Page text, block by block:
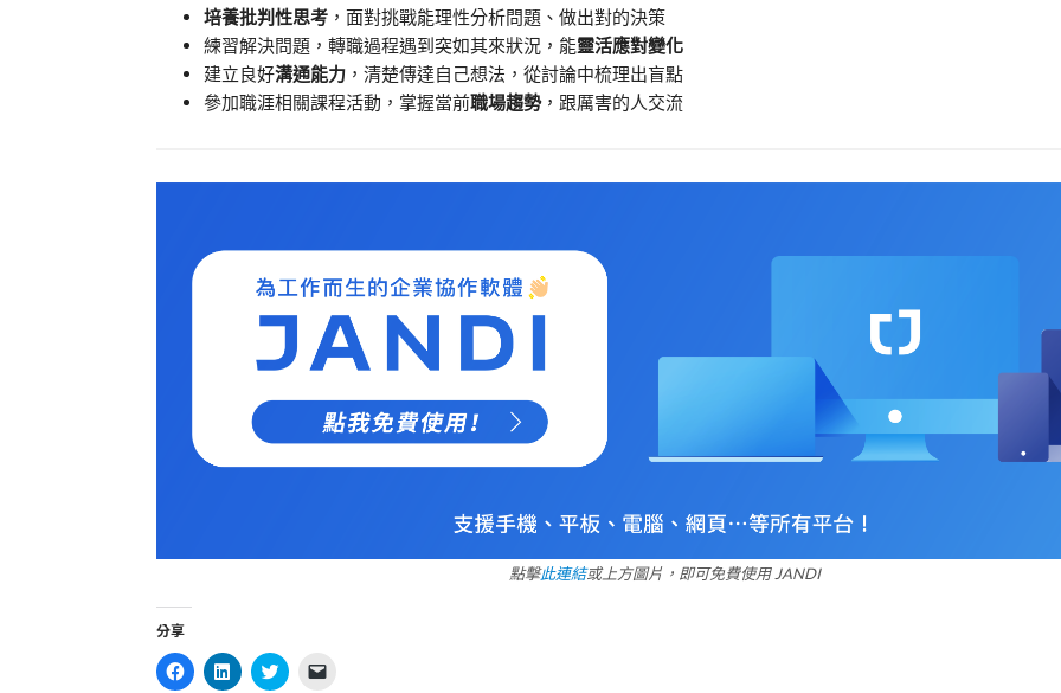
培養批判性思考 ，面對挑戰能理性分析問題、做出對的決策
練習解決問題，轉職過程遇到突如其來狀況，能靈活應對變化
建立良好溝通能力 ，清楚傳達自己想法，從討論中梳理出盲點
參加職涯相關課程活動，掌握當前職場趨勢，跟厲害的人交流
點擊此連結或上方圖片，即可免費使用 JANDI
分享
Click
to
Click
to
Click
to